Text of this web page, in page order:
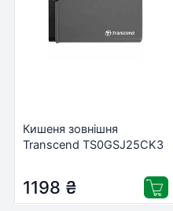
Кишеня зовнішня
Transcend TS0GSJ25CK3
1198 ₴